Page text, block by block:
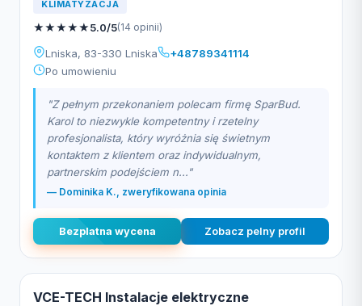
KLIMATYZACJA
★★★★★5.0/5(14 opinii)
Lniska, 83-330 Lniska
+48789341114
Po umowieniu
"Z pełnym przekonaniem polecam firmę SparBud.
Karol to niezwykle kompetentny i rzetelny
profesjonalista, który wyróżnia się świetnym
kontaktem z klientem oraz indywidualnym,
partnerskim podejściem n..."
— Dominika K., zweryfikowana opinia
Bezplatna wycena Zobacz pelny profil
VCE-TECH Instalacje elektryczne